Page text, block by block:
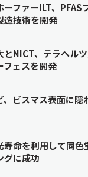
ーファーILT、PFAS
造技術を開発
とNICT、テラヘル
フェスを開発
、ビスマス表面に隠
寿命を利用して同色
グに成功